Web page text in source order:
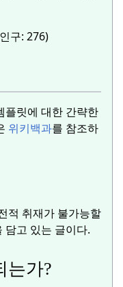
구: 276)
플릿에 대한 간략한
위키백과를 참조하
적 취재가 불가능할
담고 있는 글이다.
는가?